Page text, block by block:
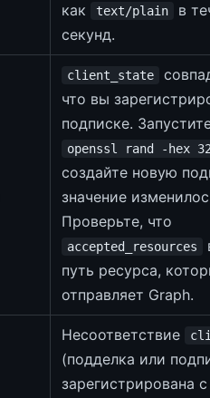
как
text/plain
в
секунд.
client_state
что вы
подписке.
openssl rand -hex
создайте новую
значение
Проверьте, что
accepted_resources
путь ресурса,
отправляет Graph.
Несоответствие
(подделка или
зарегистрирована